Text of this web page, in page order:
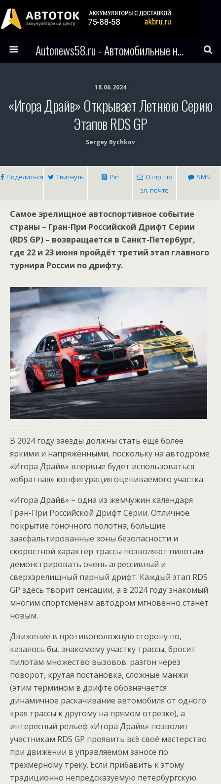
Autonews58.ru - Автомобильные новости Пензы и всего мира
18.06.2024
«Игора Драйв» Открывает Летнюю Серию
Этапов RDS GP
Sergey Bychkov
Поделиться Твитнуть Pin
Отпр. по
эл. почте
SMS
Самое зрелищное автоспортивное событие
страны – Гран-При Российской Дрифт Серии
(RDS GP) – возвращается в Санкт-Петербург,
где 22 и 23 июня пройдёт третий этап главного
турнира России по дрифту.
В 2024 году заезды должны стать ещё более
яркими и напряжёнными, поскольку на автодроме
«Игора Драйв» впервые будет использоваться
«обратная» конфигурация оцениваемого участка.
«Игора Драйв» – одна из жемчужин календаря
Гран-При Российской Дрифт Серии. Отличное
покрытие гоночного полотна, большие
заасфальтированные зоны безопасности и
скоростной характер трассы позволяют пилотам
демонстрировать очень агрессивный и
сверхзрелищный парный дрифт. Каждый этап RDS
GP здесь творит сенсации, а в 2024 году знакомый
многим спортсменам автодром мгновенно станет
новым.
Движение в противоположную сторону по,
казалось бы, знакомому участку трассы, бросит
пилотам множество вызовов: разгон через
поворот, крутая постановка, сложные манжи
(этим термином в дрифте обозначается
динамичное раскачивание автомобиля от одного
края трассы к другому на прямом отрезке), а
интересный рельеф «Игора Драйв» позволит
участникам RDS GP проявить всё своё мастерство
при движении в управляемом заносе по
трёхмерному треку. Если прибавить к этому
традиционно непредсказуемую петербургскую